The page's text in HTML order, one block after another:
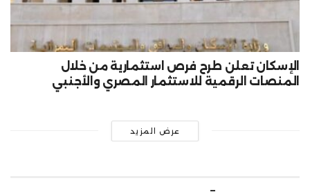
الإسكان تعلن طرح فرص استثمارية من خلال
المنصات الرقمية للاستثمار المصري والأجنبي
عرض المزيد